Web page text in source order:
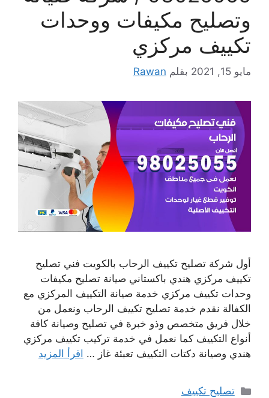
وتصليح مكيفات ووحدات
تكييف مركزي
مايو 15, 2021 بقلم Rawan
أول شركة تصليح تكييف الرحاب بالكويت فني تصليح
تكييف مركزي هندي باكستاني صيانة تصليح مكيفات
وحدات تكييف مركزي خدمة صيانة التكييف المركزي مع
الكفالة نقدم خدمة تصليح تكييف الرحاب ونعمل من
خلال فريق متخصص وذو خبرة في تصليح وصيانة كافة
أنواع التكييف كما نعمل في خدمة تركيب تكييف مركزي
هندي وصيانة دكتات التكييف تعبئة غاز … اقرأ المزيد
التصنيفات
تصليح تكييف